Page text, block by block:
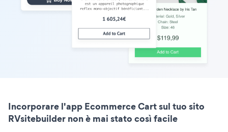
Incorporare l'app Ecommerce Cart sul tuo sito
RVsitebuilder non è mai stato così facile